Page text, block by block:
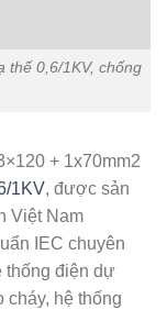
thế 0,6/1KV, chống
+ 1x70mm2
1KV, được sản
Việt Nam
IEC chuyên
thống điện dự
cháy, hệ thống